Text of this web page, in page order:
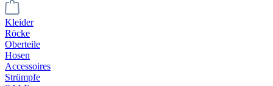
Kleider
Röcke
Oberteile
Hosen
Accessoires
Strümpfe